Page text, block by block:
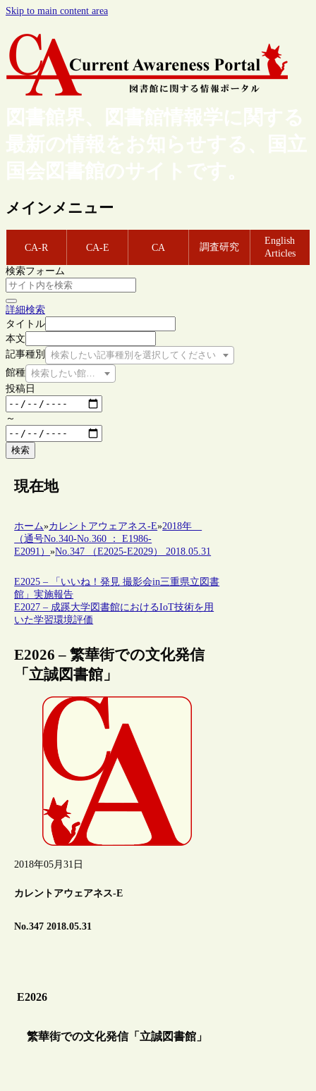
Skip to main content area
図書館界、図書館情報学に関する
最新の情報をお知らせする、国立
国会図書館のサイトです。
メインメニュー
CA-R CA-E CA 調査研究
English
Articles
検索フォーム
詳細検索
タイトル
本文
記事種別
検索したい記事種別を選択してください
館種 検索したい館種を選択してください
投稿日
～
検索
現在地
ホーム»カレントアウェアネス-E»2018年
（通号No.340-No.360 ： E1986-
E2091）»No.347 （E2025-E2029） 2018.05.31
E2025 – 「いいね！発見 撮影会in三重県立図書
館」実施報告
E2027 – 成蹊大学図書館におけるIoT技術を用
いた学習環境評価
E2026 – 繁華街での文化発信
「立誠図書館」
2018年05月31日
カレントアウェアネス-E
No.347 2018.05.31
E2026
繁華街での文化発信「立誠図書館」